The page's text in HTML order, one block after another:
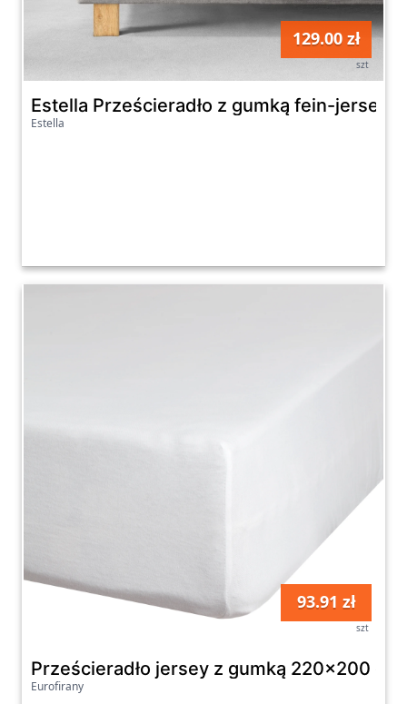
129.00 zł
szt
Estella Prześcieradło z gumką fein-jersey
Estella
93.91 zł
szt
Prześcieradło jersey z gumką 220x200 cm
Eurofirany